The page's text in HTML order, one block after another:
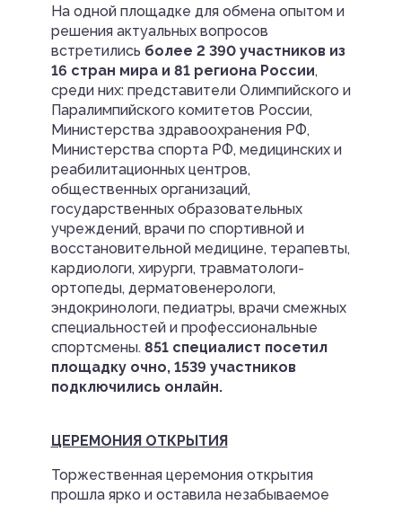
На одной площадке для обмена опытом и
решения актуальных вопросов
встретились более 2 390 участников из
16 стран мира и 81 региона России,
среди них: представители Олимпийского и
Паралимпийского комитетов России,
Министерства здравоохранения РФ,
Министерства спорта РФ, медицинских и
реабилитационных центров,
общественных организаций,
государственных образовательных
учреждений, врачи по спортивной и
восстановительной медицине, терапевты,
кардиологи, хирурги, травматологи-
ортопеды, дерматовенерологи,
эндокринологи, педиатры, врачи смежных
специальностей и профессиональные
спортсмены. 851 специалист посетил
площадку очно, 1539 участников
подключились онлайн.
ЦЕРЕМОНИЯ ОТКРЫТИЯ
Торжественная церемония открытия
прошла ярко и оставила незабываемое